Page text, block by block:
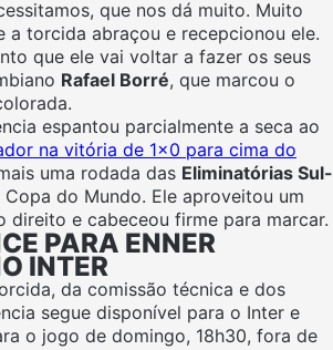
que nos dá muito. Muito
a torcida abraçou e recepcionou ele.
que ele vai voltar a fazer os seus
Rafael Borré, que marcou o
espantou parcialmente a seca ao
na vitória de 1×0 para cima do
uma rodada das Eliminatórias Sul-
Copa do Mundo. Ele aproveitou um
direito e cabeceou firme para marcar.
PARA ENNER
INTER
da comissão técnica e dos
segue disponível para o Inter e
o jogo de domingo, 18h30, fora de